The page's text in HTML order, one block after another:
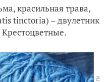
красильная трава,
tinctoria) – двулетник